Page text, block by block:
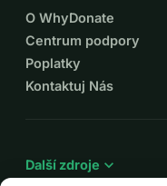
O WhyDonate
Centrum podpory
Poplatky
Kontaktuj Nás
Další zdroje expand_more